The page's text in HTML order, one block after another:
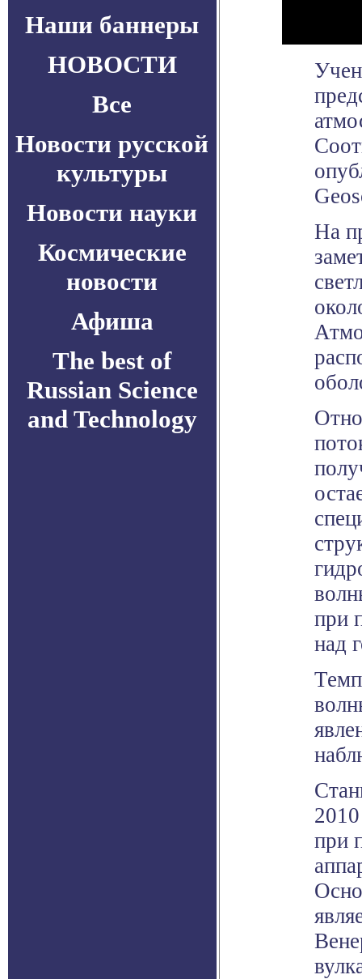
Наши баннеры
НОВОСТИ
Все
Новости русской
культуры
Новости науки
Космические
новости
Афиша
The best of
Russian Science
and Technology
На
при
над
при